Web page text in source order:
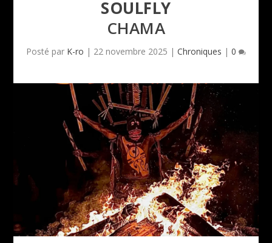
SOULFLY
CHAMA
Posté par K-ro | 22 novembre 2025 | Chroniques | 0